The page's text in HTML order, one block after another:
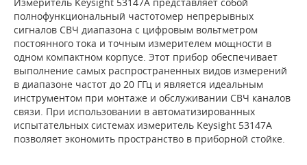
полнофункциональный частотомер непрерывных
сигналов СВЧ диапазона с цифровым вольтметром
постоянного тока и точным измерителем мощности в
одном компактном корпусе. Этот прибор обеспечивает
выполнение самых распространенных видов измерений
в диапазоне частот до 20 ГГц и является идеальным
инструментом при монтаже и обслуживании СВЧ каналов
связи. При использовании в автоматизированных
испытательных системах измеритель Keysight 53147A
позволяет экономить пространство в приборной стойке.